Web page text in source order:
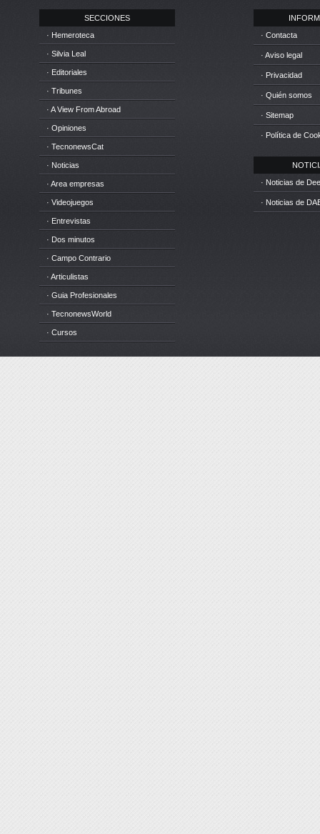
SECCIONES
· Hemeroteca
· Silvia Leal
· Editoriales
· Tribunes
· A View From Abroad
· Opiniones
· TecnonewsCat
· Noticias
· Area empresas
· Videojuegos
· Entrevistas
· Dos minutos
· Campo Contrario
· Articulistas
· Guia Profesionales
· TecnonewsWorld
· Cursos
· Contacta
· Aviso legal
· Privacidad
· Quién somos
· Sitemap
· Política de
· Noticias de
· Noticias de